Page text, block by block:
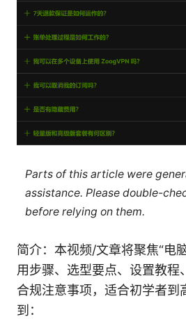
Parts of this article were
assistance. Please double-
before relying on them.
简介：本视频/文章将聚焦“电
用步骤、选型要点、设置教程
合规注意事项，适合初学者到
到：